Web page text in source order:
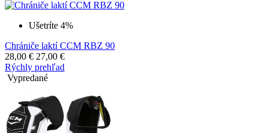
Ušetríte 4%
Chrániče laktí CCM RBZ 90
28,00 € 27,00 €
Rýchly prehľad
Vypredané